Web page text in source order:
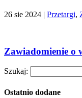
26 sie 2024 | Przetargi,
Zawiadomienie o
Szukaj:
Ostatnio dodane